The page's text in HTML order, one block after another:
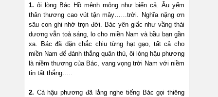
1. ôi lòng Bác Hồ mênh mông như biển cả. Âu yếm
thân thương cao vút tận mây……trời. Nghĩa nặng ơn
sâu con ghi nhớ trọn đời. Bác yên giấc như vầng thái
dương vẫn toả sáng, lo cho miền Nam và bầu bạn gần
xa. Bác đã dặn chắc chiu từng hạt gạo, tất cả cho
miền Nam để đánh thắng quân thù, ôi lòng hậu phương
là niềm thương của Bác, vang vọng trời Nam với niềm
tin tất thắng…..
2. Cả hậu phương đã lắng nghe tiếng Bác gọi thiêng